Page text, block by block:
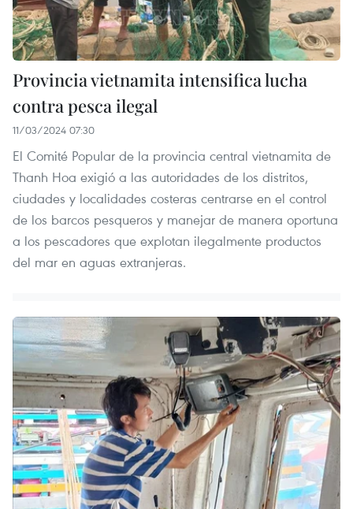
Provincia vietnamita intensifica lucha
contra pesca ilegal
11/03/2024 07:30
El Comité Popular de la provincia central vietnamita de
Thanh Hoa exigió a las autoridades de los distritos,
ciudades y localidades costeras centrarse en el control
de los barcos pesqueros y manejar de manera oportuna
a los pescadores que explotan ilegalmente productos
del mar en aguas extranjeras.